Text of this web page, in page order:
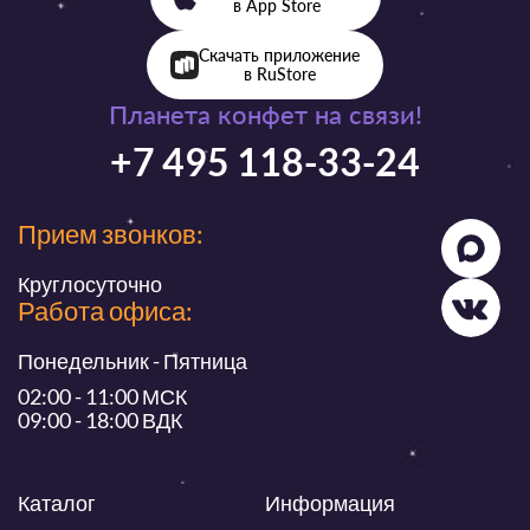
Планета конфет на связи!
+7 495 118-33-24
Прием звонков:
Круглосуточно
Работа офиса:
Понедельник - Пятница
02:00 - 11:00 МСК
09:00 - 18:00 ВДК
Каталог Информация
в App Store
Скачать приложение
в RuStore